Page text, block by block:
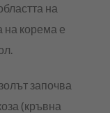
на
на корема е
започва
(кръвна